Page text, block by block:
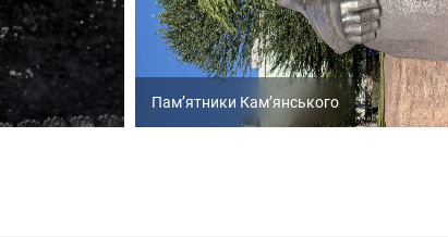
Пам’ятники Кам’янського